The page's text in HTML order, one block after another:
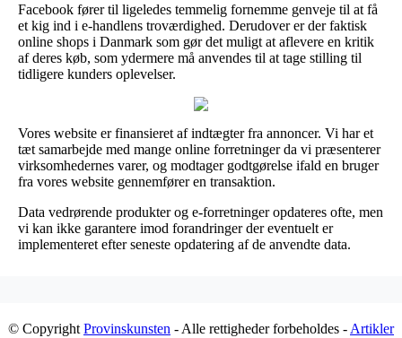
Facebook fører til ligeledes temmelig fornemme genveje til at få
et kig ind i e-handlens troværdighed. Derudover er der faktisk
online shops i Danmark som gør det muligt at aflevere en kritik
af deres køb, som ydermere må anvendes til at tage stilling til
tidligere kunders oplevelser.
Vores website er finansieret af indtægter fra annoncer. Vi har et
tæt samarbejde med mange online forretninger da vi præsenterer
virksomhedernes varer, og modtager godtgørelse ifald en bruger
fra vores website gennemfører en transaktion.
Data vedrørende produkter og e-forretninger opdateres ofte, men
vi kan ikke garantere imod forandringer der eventuelt er
implementeret efter seneste opdatering af de anvendte data.
© Copyright Provinskunsten - Alle rettigheder forbeholdes - Artikler